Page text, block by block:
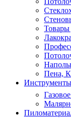
Товары
Пена,
Инструменты